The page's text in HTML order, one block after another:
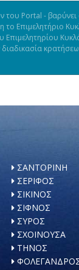
Portal - βαρύνει
το Επιμελητήριο
Επιμελητηρίου
ΣΑΝΤΟΡΙΝΗ
ΣΕΡΙΦΟΣ
ΣΙΚΙΝΟΣ
ΣΙΦΝΟΣ
ΣΥΡΟΣ
ΣΧΟΙΝΟΥΣΑ
ΤΗΝΟΣ